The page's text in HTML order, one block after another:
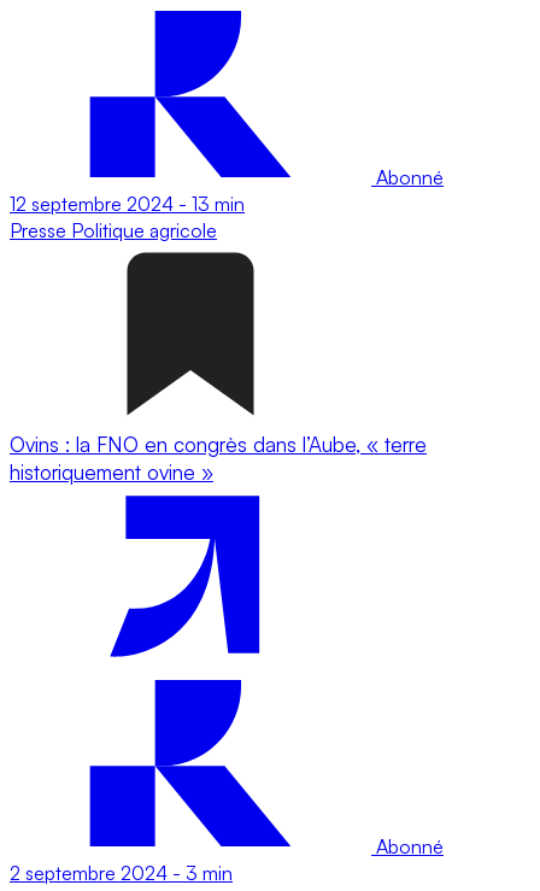
Abonné
12 septembre 2024 - 13 min
Presse Politique agricole
Ovins : la FNO en congrès dans l’Aube, « terre
historiquement ovine »
Abonné
2 septembre 2024 - 3 min